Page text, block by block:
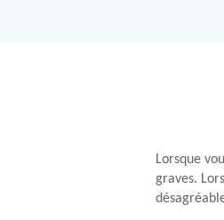
Lorsque
graves.